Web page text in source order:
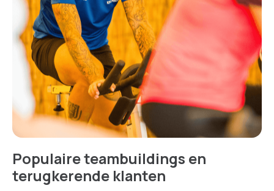
Populaire teambuildings en
terugkerende klanten